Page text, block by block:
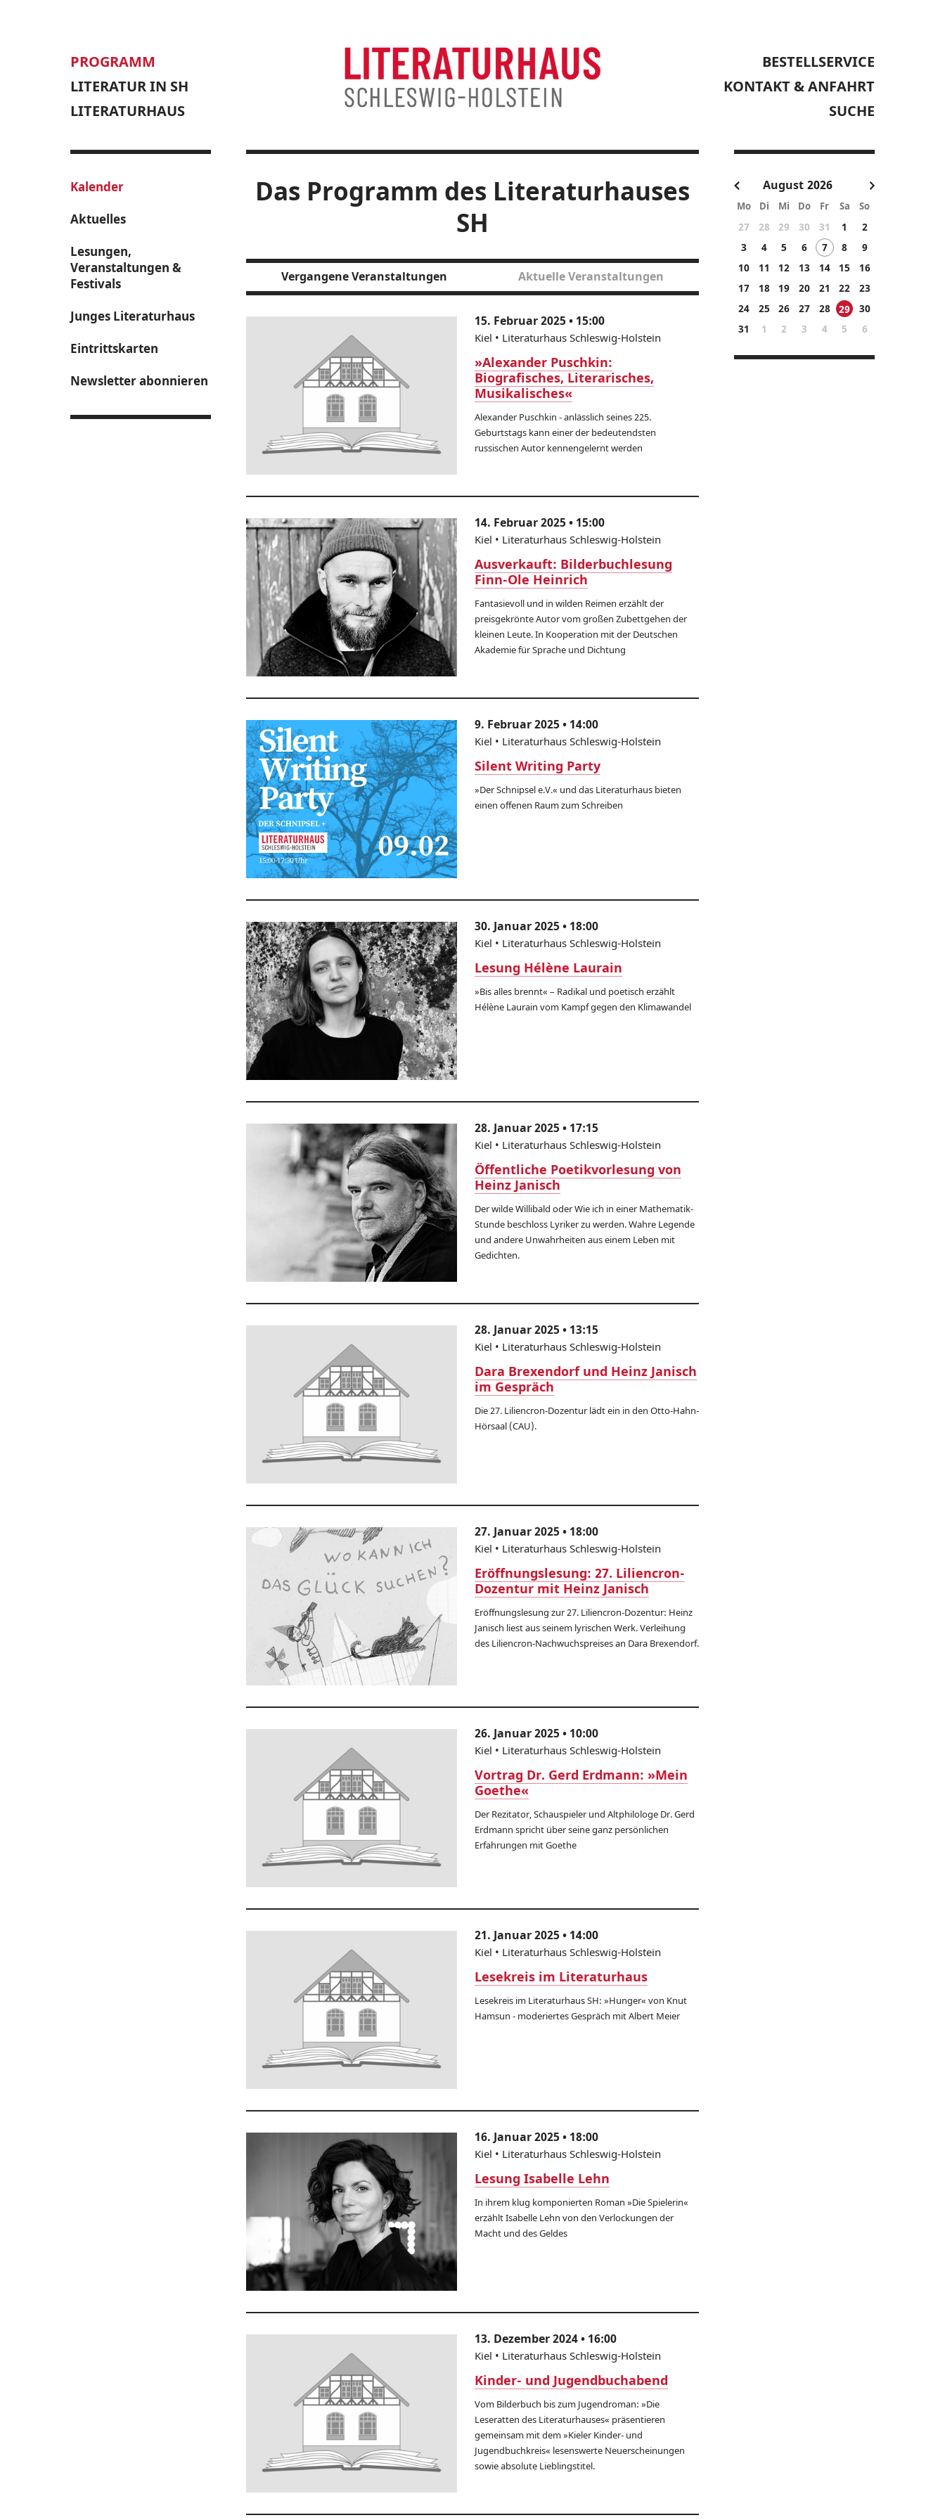
Kalender
Aktuelles
Lesungen,
Veranstaltungen &
Festivals
Junges Literaturhaus
Eintrittskarten
Newsletter abonnieren
Das Programm des Literaturhauses
SH
Vergangene Veranstaltungen Aktuelle Veranstaltungen
15. Februar 2025 • 15:00
Kiel • Literaturhaus Schleswig-Holstein
»Alexander Puschkin:
Biografisches, Literarisches,
Musikalisches«
Alexander Puschkin - anlässlich seines 225.
Geburtstags kann einer der bedeutendsten
russischen Autor kennengelernt werden
14. Februar 2025 • 15:00
Kiel • Literaturhaus Schleswig-Holstein
Ausverkauft: Bilderbuchlesung
Finn-Ole Heinrich
Fantasievoll und in wilden Reimen erzählt der
preisgekrönte Autor vom großen Zubettgehen der
kleinen Leute. In Kooperation mit der Deutschen
Akademie für Sprache und Dichtung
9. Februar 2025 • 14:00
Kiel • Literaturhaus Schleswig-Holstein
Silent Writing Party
»Der Schnipsel e.V.« und das Literaturhaus bieten
einen offenen Raum zum Schreiben
30. Januar 2025 • 18:00
Kiel • Literaturhaus Schleswig-Holstein
Lesung Hélène Laurain
»Bis alles brennt« – Radikal und poetisch erzählt
Hélène Laurain vom Kampf gegen den Klimawandel
28. Januar 2025 • 17:15
Kiel • Literaturhaus Schleswig-Holstein
Öffentliche Poetikvorlesung von
Heinz Janisch
Der wilde Willibald oder Wie ich in einer Mathematik-
Stunde beschloss Lyriker zu werden. Wahre Legende
und andere Unwahrheiten aus einem Leben mit
Gedichten.
28. Januar 2025 • 13:15
Kiel • Literaturhaus Schleswig-Holstein
Dara Brexendorf und Heinz Janisch
im Gespräch
Die 27. Liliencron-Dozentur lädt ein in den Otto-Hahn-
Hörsaal (CAU).
27. Januar 2025 • 18:00
Kiel • Literaturhaus Schleswig-Holstein
Eröffnungslesung: 27. Liliencron-
Dozentur mit Heinz Janisch
Eröffnungslesung zur 27. Liliencron-Dozentur: Heinz
Janisch liest aus seinem lyrischen Werk. Verleihung
des Liliencron-Nachwuchspreises an Dara Brexendorf.
26. Januar 2025 • 10:00
Kiel • Literaturhaus Schleswig-Holstein
Vortrag Dr. Gerd Erdmann: »Mein
Goethe«
Der Rezitator, Schauspieler und Altphilologe Dr. Gerd
Erdmann spricht über seine ganz persönlichen
Erfahrungen mit Goethe
21. Januar 2025 • 14:00
Kiel • Literaturhaus Schleswig-Holstein
Lesekreis im Literaturhaus
Lesekreis im Literaturhaus SH: »Hunger« von Knut
Hamsun - moderiertes Gespräch mit Albert Meier
16. Januar 2025 • 18:00
Kiel • Literaturhaus Schleswig-Holstein
Lesung Isabelle Lehn
In ihrem klug komponierten Roman »Die Spielerin«
erzählt Isabelle Lehn von den Verlockungen der
Macht und des Geldes
13. Dezember 2024 • 16:00
Kiel • Literaturhaus Schleswig-Holstein
Kinder- und Jugendbuchabend
Vom Bilderbuch bis zum Jugendroman: »Die
Leseratten des Literaturhauses« präsentieren
gemeinsam mit dem »Kieler Kinder- und
Jugendbuchkreis« lesenswerte Neuerscheinungen
sowie absolute Lieblingstitel.
August
Mo Di Mi Do Fr Sa So
27 28 29 30 31 1
2
3
4 5 6 7 8
9
10
11 12 13 14 15
16
17
18 19 20 21 22
23
24
25 26 27 28
30
31
1 2 3 4 5 6
PROGRAMM
LITERATUR IN SH
LITERATURHAUS
BESTELLSERVICE
KONTAKT & ANFAHRT
SUCHE